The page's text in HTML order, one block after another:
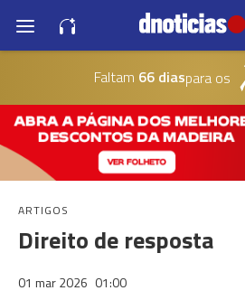
Faltam 66 diaspara os
ARTIGOS
Direito de resposta
01 mar 2026 01:00